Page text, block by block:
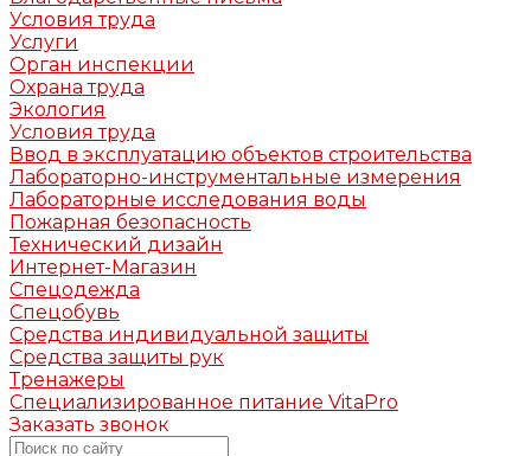
Условия труда
Услуги
Орган инспекции
Охрана труда
Экология
Условия труда
Ввод в эксплуатацию объектов строительства
Лабораторно-инструментальные измерения
Лабораторные исследования воды
Пожарная безопасность
Технический дизайн
Интернет-Магазин
Спецодежда
Спецобувь
Средства индивидуальной защиты
Средства защиты рук
Тренажеры
Специализированное питание VitaPro
Заказать звонок